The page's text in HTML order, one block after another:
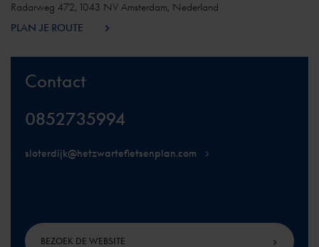
Radarweg 472, 1043 NV Amsterdam, Nederland
PLAN JE ROUTE
Contact
0852735994
sloterdijk@hetzwartefietsenplan.com
BEZOEK DE WEBSITE